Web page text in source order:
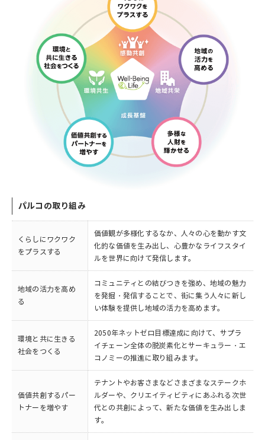
パルコの取り組み
くらしにワクワク
をプラスする
価値観が多様化するなか、人々の心を動かす文
化的な価値を生み出し、心豊かなライフスタイ
ルを世界に向けて発信します。
地域の活力を高め
る
コミュニティとの結びつきを強め、地域の魅力
を発掘・発信することで、街に集う人々に新し
い体験を提供し地域の活力を高めます。
環境と共に生きる
社会をつくる
2050年ネットゼロ目標達成に向けて、サプラ
イチェーン全体の脱炭素化とサーキュラー・エ
コノミーの推進に取り組みます。
価値共創するパー
トナーを増やす
テナントやお客さまなどさまざまなステークホ
ルダーや、クリエイティビティにあふれる次世
代との共創によって、新たな価値を生み出しま
す。